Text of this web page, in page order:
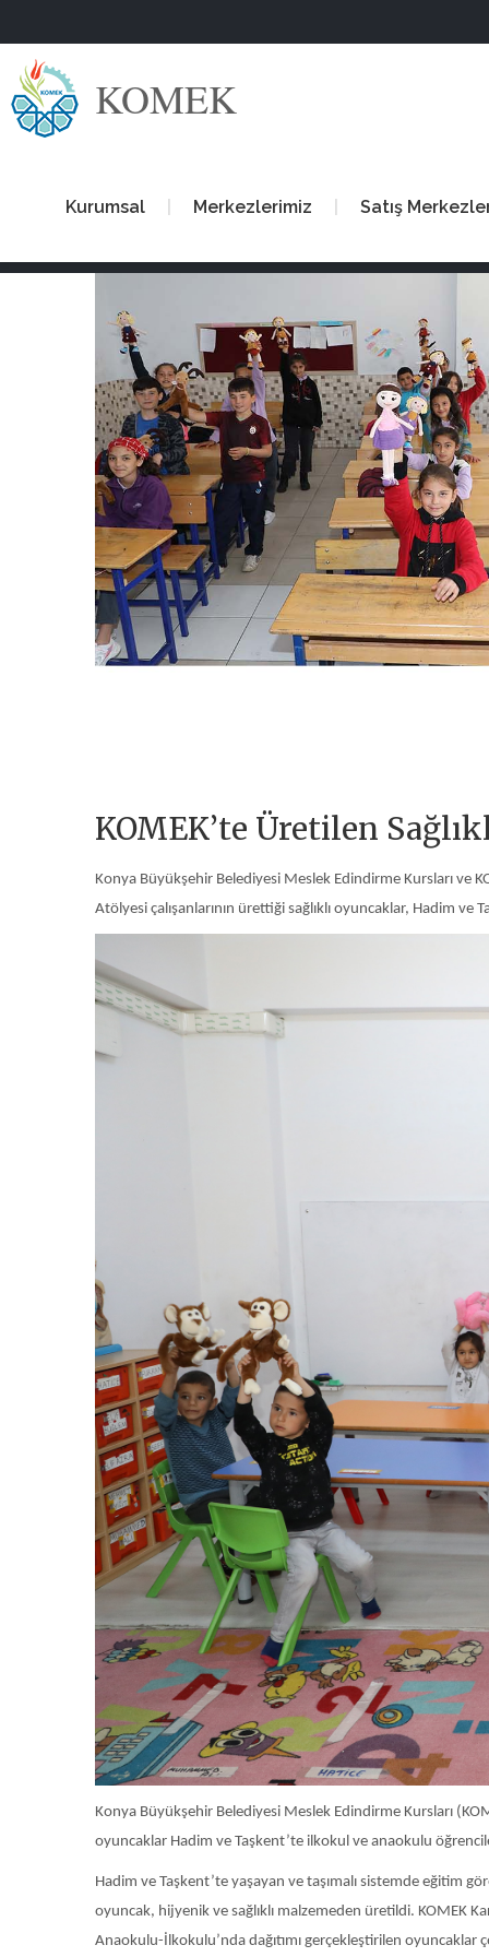
KOMEK
Kurumsal Merkezlerimiz Satış
KOMEK’te Üretilen
Konya Büyükşehir Belediyesi Meslek Edindirme Kursları ve
Atölyesi çalışanlarının ürettiği sağlıklı oyuncaklar, Hadim
Konya Büyükşehir Belediyesi Meslek Edindirme Kursları
oyuncaklar Hadim ve Taşkent’te ilkokul ve anaokulu
Hadim ve Taşkent’te yaşayan ve taşımalı sistemde eğitim
oyuncak, hijyenik ve sağlıklı malzemeden üretildi. KOMEK
Anaokulu-İlkokulu’nda dağıtımı gerçekleştirilen oyuncaklar